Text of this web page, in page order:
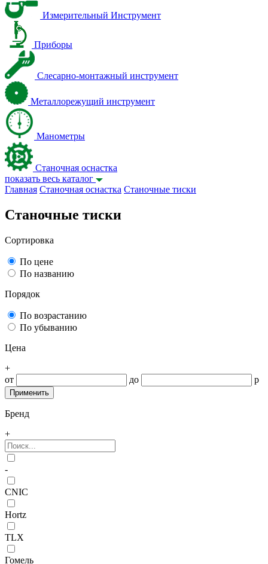
Измерительный Инструмент
Приборы
Слесарно-монтажный инструмент
Металлорежущий инструмент
Манометры
Станочная оснастка
показать весь каталог
Главная Станочная оснастка Станочные тиски
Станочные тиски
Сортировка
По цене
По названию
Порядок
По возрастанию
По убыванию
Цена
+
от
до р
Бренд
+
-
CNIC
Hortz
TLX
Гомель